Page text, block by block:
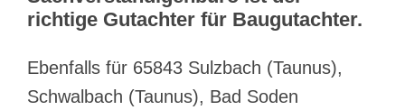
richtige Gutachter für Baugutachter.
Ebenfalls für 65843 Sulzbach (Taunus),
Schwalbach (Taunus), Bad Soden